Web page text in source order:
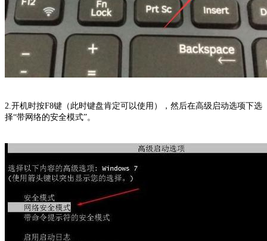
2.开机时按F8键（此时键盘肯定可以使用），然后在高级启动选项下选
择“带网络的安全模式”。